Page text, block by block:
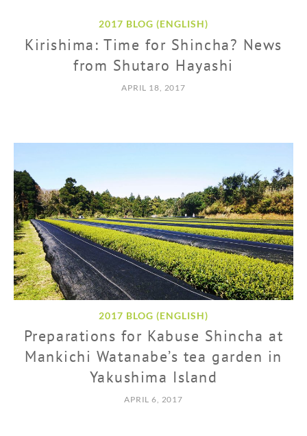
2017 BLOG (ENGLISH)
Kirishima: Time for Shincha? News
from Shutaro Hayashi
APRIL 18, 2017
2017 BLOG (ENGLISH)
Preparations for Kabuse Shincha at
Mankichi Watanabe’s tea garden in
Yakushima Island
APRIL 6, 2017